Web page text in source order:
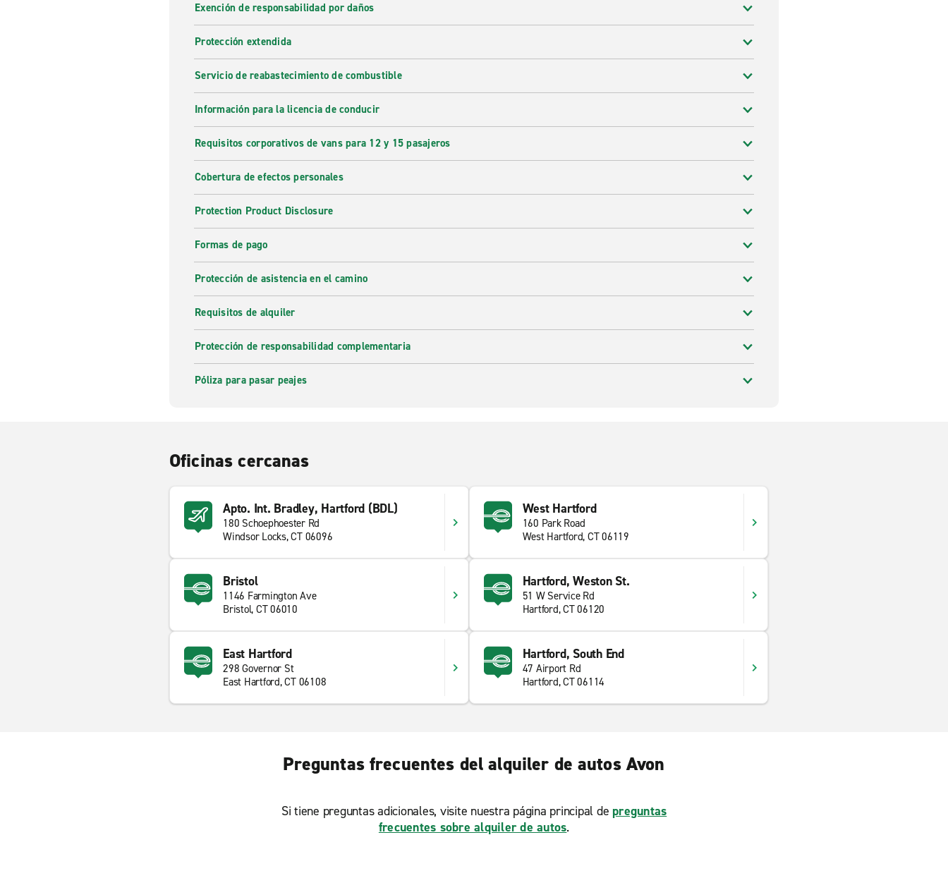
Exención de responsabilidad por daños
Protección extendida
Servicio de reabastecimiento de combustible
Información para la licencia de conducir
Requisitos corporativos de vans para 12 y 15 pasajeros
Cobertura de efectos personales
Protection Product Disclosure
Formas de pago
Protección de asistencia en el camino
Requisitos de alquiler
Protección de responsabilidad complementaria
Póliza para pasar peajes
Oficinas cercanas
Apto. Int. Bradley, Hartford (BDL)
180 Schoephoester Rd
Windsor Locks, CT 06096
West Hartford
160 Park Road
West Hartford, CT 06119
Bristol
1146 Farmington Ave
Bristol, CT 06010
Hartford, Weston St.
51 W Service Rd
Hartford, CT 06120
East Hartford
298 Governor St
East Hartford, CT 06108
Hartford, South End
47 Airport Rd
Hartford, CT 06114
Preguntas frecuentes del alquiler de autos Avon
Si tiene preguntas adicionales, visite nuestra página principal de preguntas
frecuentes sobre alquiler de autos.